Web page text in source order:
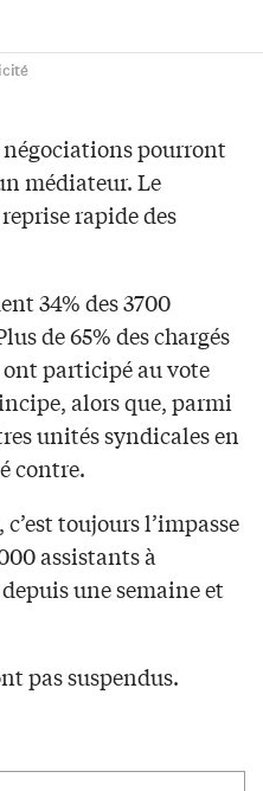
négociations pourront
médiateur. Le
rapide des
34% des 3700
de 65% des chargés
participé au vote
alors que, parmi
unités syndicales en
contre.
toujours l’impasse
assistants à
une semaine et
pas suspendus.